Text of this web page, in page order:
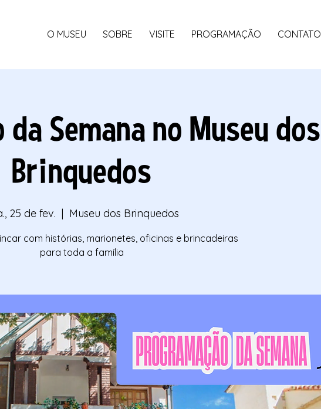
O MUSEU SOBRE VISITE PROGRAMAÇÃO CONTATO
Semana no Museu dos
Brinquedos
25 de fev.
  |
Museu dos Brinquedos
com histórias, marionetes, oficinas e brincadeiras
para toda a família